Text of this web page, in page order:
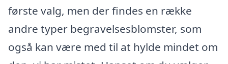
første valg, men der findes en række
andre typer begravelsesblomster, som
også kan være med til at hylde mindet om